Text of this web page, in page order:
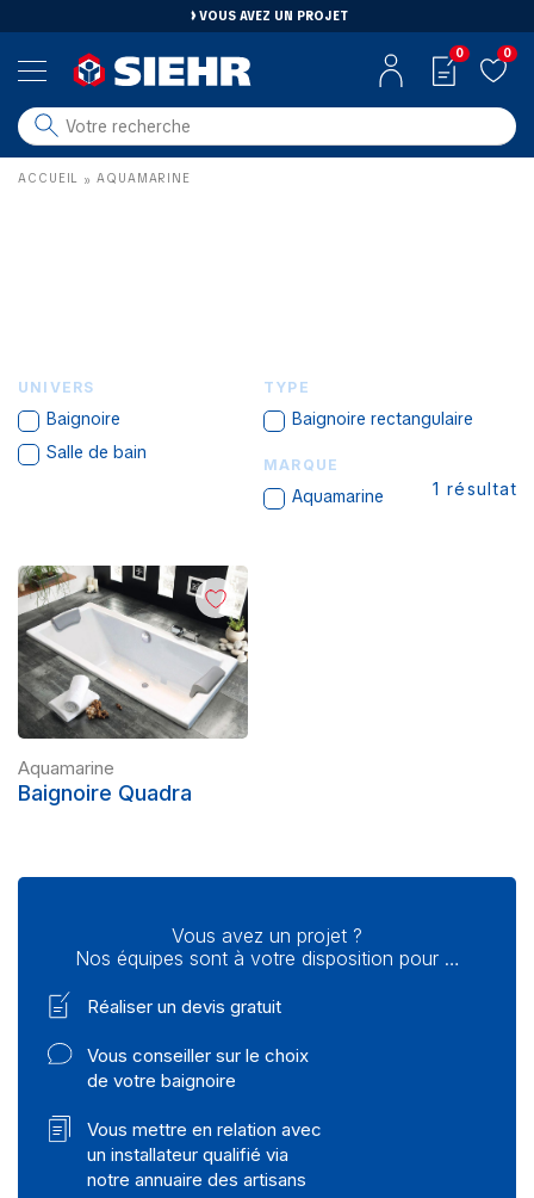
VOUS AVEZ UN PROJET
salle de bain
carrelage
0 0
ACCUEIL »AQUAMARINE
UNIVERS
Baignoire
Salle de bain
TYPE
Baignoire rectangulaire
MARQUE
Aquamarine 1 résultat
Aquamarine
Baignoire Quadra
Vous avez un projet ?
Nos équipes sont à votre disposition pour …
Réaliser un devis gratuit
Vous conseiller sur le choix
de votre baignoire
Vous mettre en relation avec
un installateur qualifié via
notre annuaire des artisans